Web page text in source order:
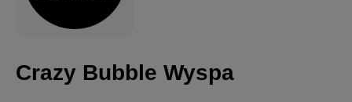
Crazy Bubble Wyspa